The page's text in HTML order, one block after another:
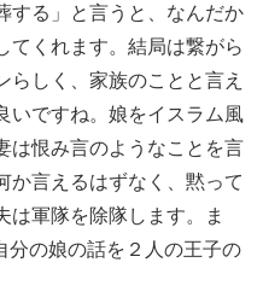
する」と言うと、なんだか
てくれます。結局は繋がら
らしく、家族のことと言え
いですね。娘をイスラム風
は恨み言のようなことを言
か言えるはずなく、黙って
は軍隊を除隊します。ま
分の娘の話を２人の王子の